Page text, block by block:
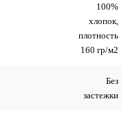
100%
хлопок,
плотность
160 гр/м2
Без
застежки